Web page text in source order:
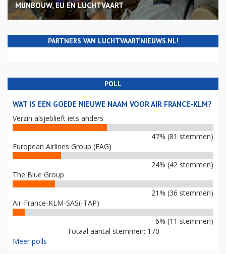
MIJNBOUW, EU EN LUCHTVAART
PARTNERS VAN LUCHTVAARTNIEUWS.NL!
POLL
WAT IS EEN GOEDE NIEUWE NAAM VOOR AIR FRANCE-KLM?
Verzin alsjeblieft iets anders
47% (81 stemmen)
European Airlines Group (EAG)
24% (42 stemmen)
The Blue Group
21% (36 stemmen)
Air-France-KLM-SAS(-TAP)
6% (11 stemmen)
Totaal aantal stemmen: 170
Meer polls